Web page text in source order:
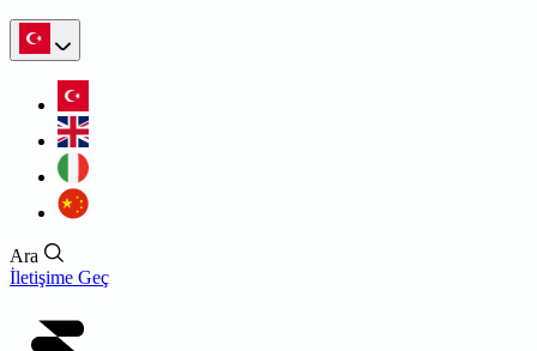
Ara
İletişime Geç